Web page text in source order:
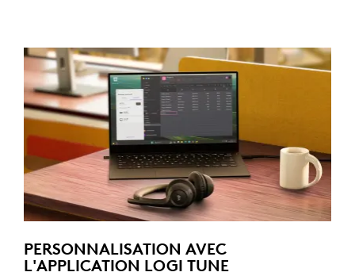
PERSONNALISATION AVEC
L'APPLICATION LOGI TUNE